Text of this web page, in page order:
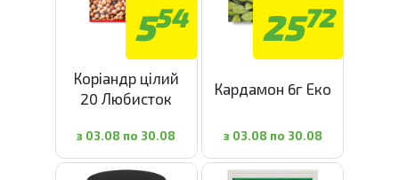
554
Коріандр цілий
20 Любисток
з 03.08 по 30.08
2572
Кардамон 6г Еко
з 03.08 по 30.08